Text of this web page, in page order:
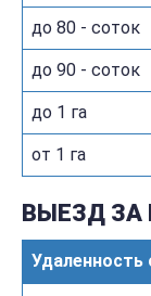
до 80 - соток
до 90 - соток
до 1 га
от 1 га
ВЫЕЗД ЗА
Удаленность